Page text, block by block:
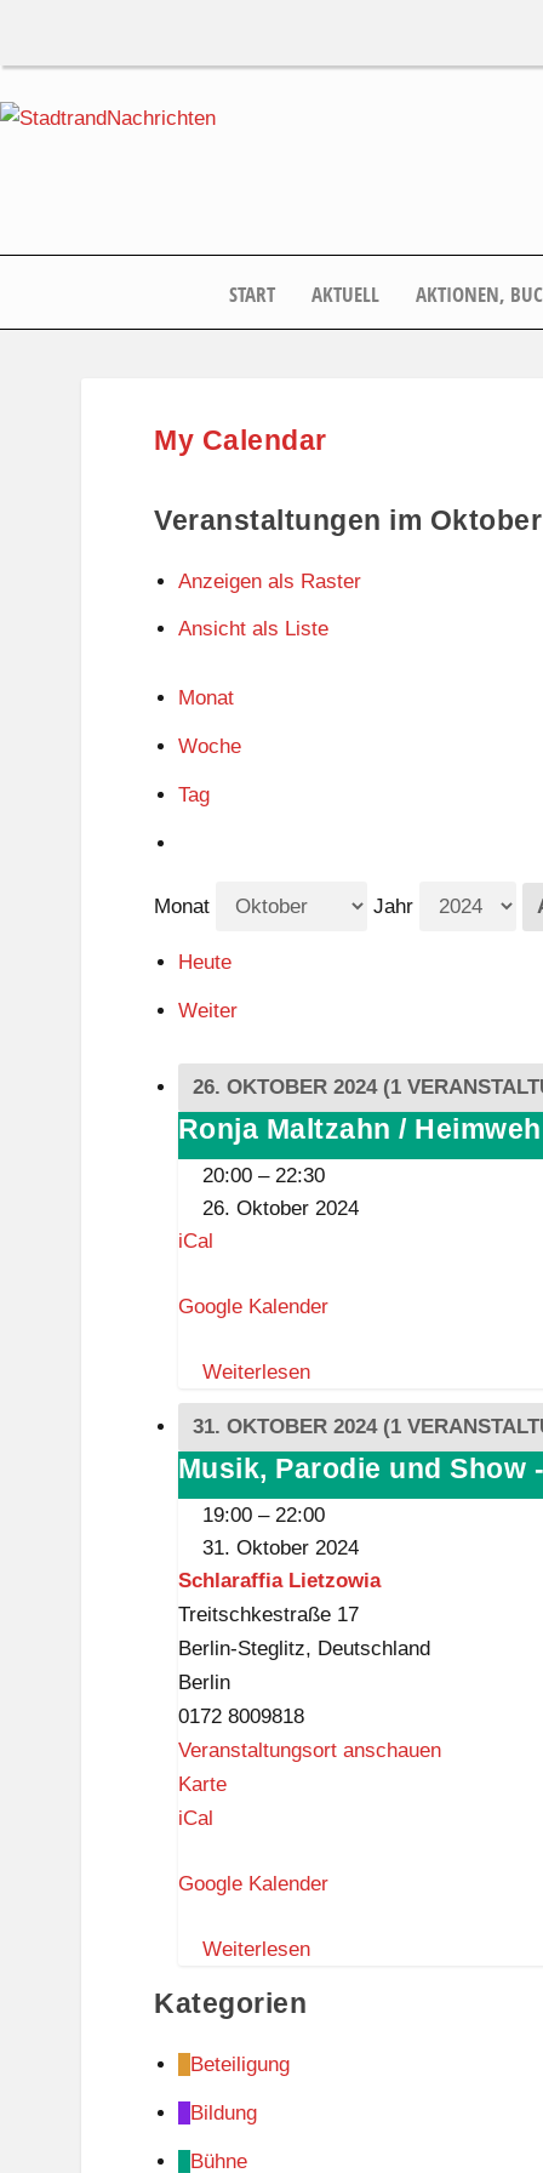
START AKTUELL AKTIONEN,
My Calendar
Veranstaltungen im
Anzeigen als Raster
Ansicht als Liste
Monat
Woche
Tag
Monat Jahr
Heute
Weiter
26. OKTOBER 2024 (1
Ronja
Maltzahn
Heimweh
Fernweh
Ronja Maltzahn /
20:00 – 22:30
26. Oktober 2024
iCal
Google Kalender
Weiterlesen
31. OKTOBER 2024 (1
Musik,
Parodie
und
Show
-
-
Robby
Walthes
-
Entertainment
PUR
Musik, Parodie und Show
19:00 – 22:00
31. Oktober 2024
Schlaraffia Lietzowia
Treitschkestraße 17
Berlin-Steglitz, Deutschland
Berlin
0172 8009818
Veranstaltungsort anschauen
KarteS
l
r
f
f
a
L
iCal
Google Kalender
Weiterlesen
Kategorien
Beteiligung
Bildung
Bühne